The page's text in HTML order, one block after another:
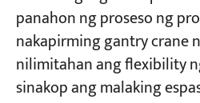
panahon ng proseso ng
nakapirming gantry crane
nilimitahan ang flexibility
sinakop ang malaking